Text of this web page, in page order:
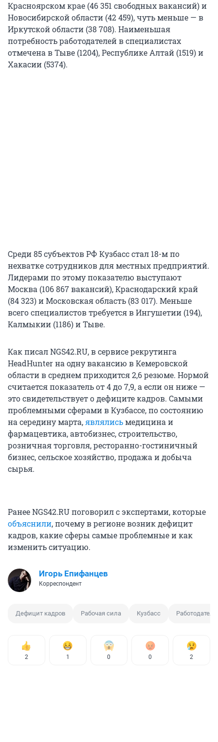
Красноярском крае (46 351 свободных вакансий) и
Новосибирской области (42 459), чуть меньше — в
Иркутской области (38 708). Наименьшая
потребность работодателей в специалистах
отмечена в Тыве (1204), Республике Алтай (1519) и
Хакасии (5374).
Среди 85 субъектов РФ Кузбасс стал 18-м по
нехватке сотрудников для местных предприятий.
Лидерами по этому показателю выступают
Москва (106 867 вакансий), Краснодарский край
(84 323) и Московская область (83 017). Меньше
всего специалистов требуется в Ингушетии (194),
Калмыкии (1186) и Тыве.
Как писал NGS42.RU, в сервисе рекрутинга
HeadHunter на одну вакансию в Кемеровской
области в среднем приходится 2,6 резюме. Нормой
считается показатель от 4 до 7,9, а если он ниже —
это свидетельствует о дефиците кадров. Самыми
проблемными сферами в Кузбассе, по состоянию
на середину марта,являлисьмедицина и
фармацевтика, автобизнес, строительство,
розничная торговля, ресторанно-гостиничный
бизнес, сельское хозяйство, продажа и добыча
сырья.
Ранее NGS42.RU поговорил с экспертами, которые
объяснили, почему в регионе возник дефицит
кадров, какие сферы самые проблемные и как
изменить ситуацию.
Игорь Епифанцев
Корреспондент
Дефицит кадров Рабочая сила Кузбасс Работодатель
2 1 0 0 2